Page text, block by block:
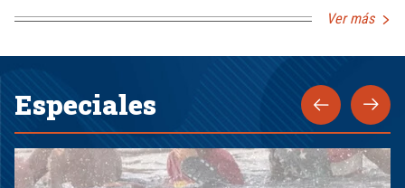
Ver más
Especiales